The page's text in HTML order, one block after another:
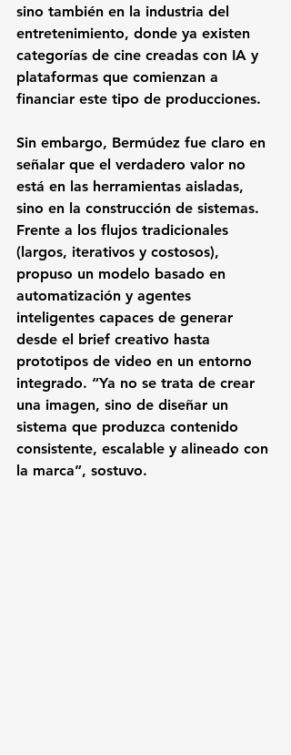
sino también en la industria del
entretenimiento, donde ya existen
categorías de cine creadas con IA y
plataformas que comienzan a
financiar este tipo de producciones.
Sin embargo, Bermúdez fue claro en
señalar que el verdadero valor no
está en las herramientas aisladas,
sino en la construcción de sistemas.
Frente a los flujos tradicionales
(largos, iterativos y costosos),
propuso un modelo basado en
automatización y agentes
inteligentes capaces de generar
desde el brief creativo hasta
prototipos de video en un entorno
integrado. “Ya no se trata de crear
una imagen, sino de diseñar un
sistema que produzca contenido
consistente, escalable y alineado con
la marca”, sostuvo.